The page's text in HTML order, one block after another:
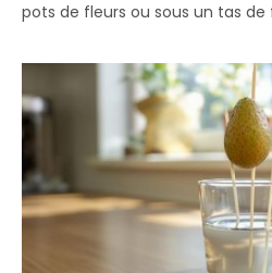
pots de fleurs ou sous un tas de